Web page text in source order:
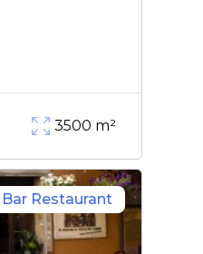
3500 m²
Bar Restaurant